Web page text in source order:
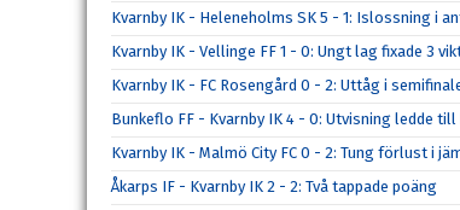
Kvarnby IK - Heleneholms SK 5 - 1: Islossning i
Kvarnby IK - Vellinge FF 1 - 0: Ungt lag fixade 3
Kvarnby IK - FC Rosengård 0 - 2: Uttåg i
Bunkeflo FF - Kvarnby IK 4 - 0: Utvisning ledde
Kvarnby IK - Malmö City FC 0 - 2: Tung förlust i
Åkarps IF - Kvarnby IK 2 - 2: Två tappade poäng